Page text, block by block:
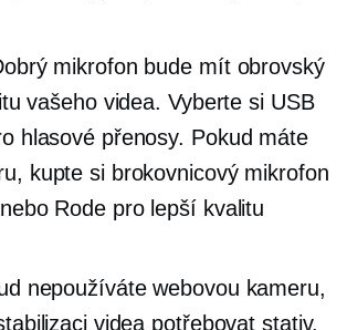
mikrofon bude mít obrovský
vašeho videa. Vyberte si USB
hlasové přenosy. Pokud máte
kupte si brokovnicový mikrofon
Rode pro lepší kvalitu
nepoužíváte webovou kameru,
videa potřebovat stativ.